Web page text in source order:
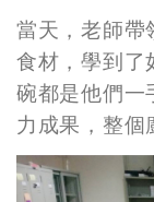
當天，老師帶
食材，學到了
碗都是他們一
力成果，整個